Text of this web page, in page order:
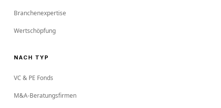
Branchenexpertise
Wertschöpfung
NACH TYP
VC & PE Fonds
M&A-Beratungsfirmen